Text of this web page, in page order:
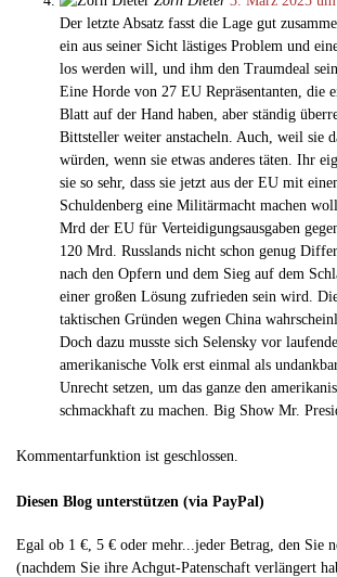
Der letzte Absatz fasst die Lage gut
ein aus seiner Sicht lästiges Problem und
los werden will, und ihm den Traumdeal
Eine Horde von 27 EU Repräsentanten, die
Blatt auf der Hand haben, aber ständig
Bittsteller weiter anstacheln. Auch, weil sie
würden, wenn sie etwas anderes täten. Ihr
sie so sehr, dass sie jetzt aus der EU mit
Schuldenberg eine Militärmacht machen
Mrd der EU für Verteidigungsausgaben
120 Mrd. Russlands nicht schon genug
nach den Opfern und dem Sieg auf dem
einer großen Lösung zufrieden sein wird.
taktischen Gründen wegen China
Doch dazu musste sich Selensky vor
amerikanische Volk erst einmal als
Unrecht setzen, um das ganze den
schmackhaft zu machen. Big Show Mr.
Kommentarfunktion ist geschlossen.
Diesen Blog unterstützen (via PayPal)
Egal ob 1 €, 5 € oder mehr...jeder Betrag, den Sie
(nachdem Sie ihre Achgut-Patenschaft verlängert